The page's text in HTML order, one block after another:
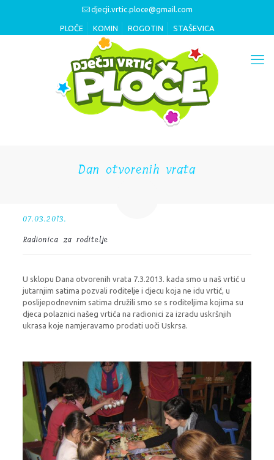
djecji.vrtic.ploce@gmail.com
PLOČE KOMIN ROGOTIN STAŠEVICA
Dan otvorenih vrata
07.03.2013.
Radionica za roditelje
U sklopu Dana otvorenih vrata 7.3.2013. kada smo u naš vrtić u
jutarnjim satima pozvali roditelje i djecu koja ne idu vrtić, u
poslijepodnevnim satima družili smo se s roditeljima kojima su
djeca polaznici našeg vrtića na radionici za izradu uskršnjih
ukrasa koje namjeravamo prodati uoči Uskrsa.